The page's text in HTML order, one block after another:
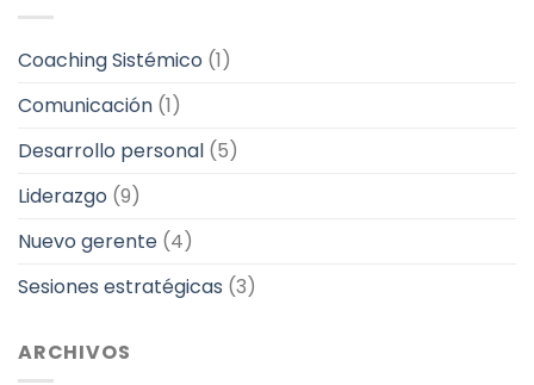
Coaching Sistémico (1)
Comunicación (1)
Desarrollo personal (5)
Liderazgo (9)
Nuevo gerente (4)
Sesiones estratégicas (3)
ARCHIVOS